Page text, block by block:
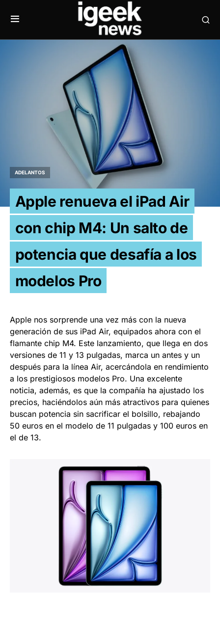
ADELANTOS
Apple renueva el iPad Air
con chip M4: Un salto de
potencia que desafía a los
modelos Pro
Apple nos sorprende una vez más con la nueva
generación de sus iPad Air, equipados ahora con el
flamante chip M4. Este lanzamiento, que llega en dos
versiones de 11 y 13 pulgadas, marca un antes y un
después para la línea Air, acercándola en rendimiento
a los prestigiosos modelos Pro. Una excelente
noticia, además, es que la compañía ha ajustado los
precios, haciéndolos aún más atractivos para quienes
buscan potencia sin sacrificar el bolsillo, rebajando
50 euros en el modelo de 11 pulgadas y 100 euros en
el de 13.